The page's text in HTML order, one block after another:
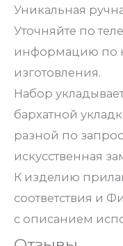
Уникальная
Уточняйте по
информацию по
изготовления.
Набор
бархатной
разной по
искусственная
К изделию
соответствия и
с описанием